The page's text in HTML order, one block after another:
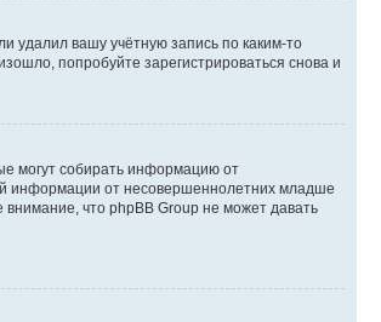
удалил вашу учётную запись по каким-то
попробуйте зарегистрироваться снова и
могут собирать информацию от
информации от несовершеннолетних младше
что phpBB Group не может давать